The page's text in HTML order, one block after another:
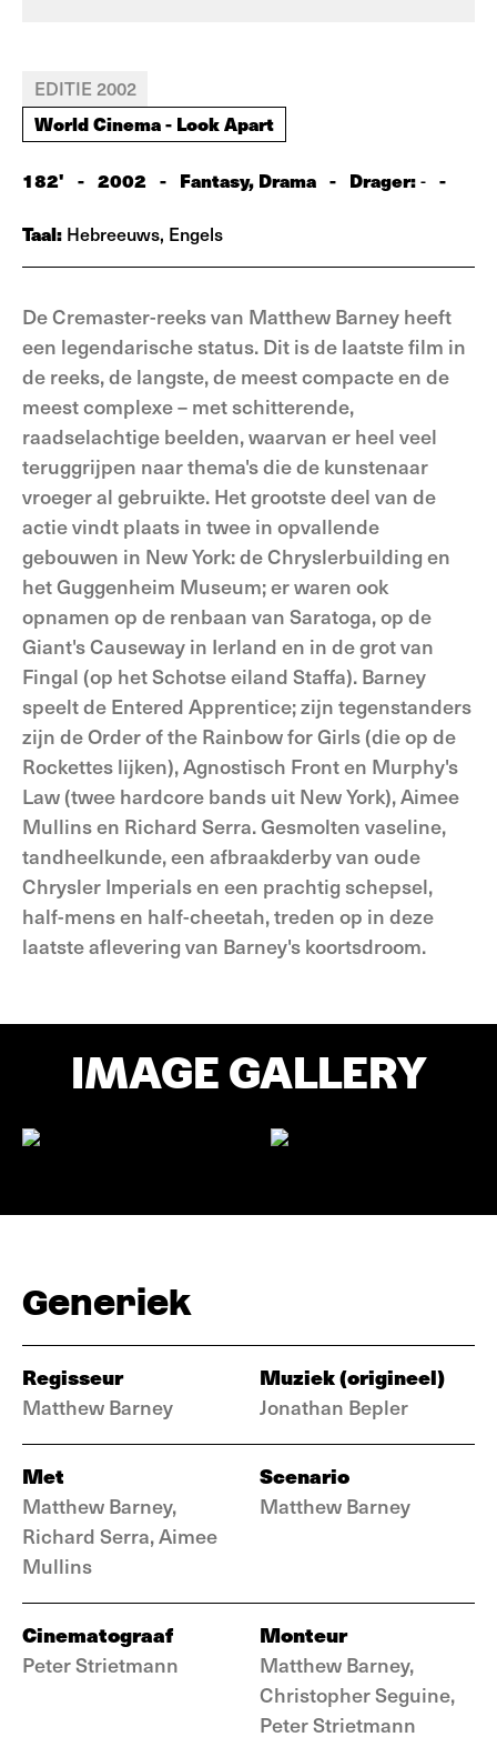
EDITIE 2002
World Cinema - Look Apart
182' - 2002 - Fantasy, Drama - Drager:- -
Taal: Hebreeuws, Engels
De Cremaster-reeks van Matthew Barney heeft
een legendarische status. Dit is de laatste film in
de reeks, de langste, de meest compacte en de
meest complexe – met schitterende,
raadselachtige beelden, waarvan er heel veel
teruggrijpen naar thema's die de kunstenaar
vroeger al gebruikte. Het grootste deel van de
actie vindt plaats in twee in opvallende
gebouwen in New York: de Chryslerbuilding en
het Guggenheim Museum; er waren ook
opnamen op de renbaan van Saratoga, op de
Giant's Causeway in Ierland en in de grot van
Fingal (op het Schotse eiland Staffa). Barney
speelt de Entered Apprentice; zijn tegenstanders
zijn de Order of the Rainbow for Girls (die op de
Rockettes lijken), Agnostisch Front en Murphy's
Law (twee hardcore bands uit New York), Aimee
Mullins en Richard Serra. Gesmolten vaseline,
tandheelkunde, een afbraakderby van oude
Chrysler Imperials en een prachtig schepsel,
half-mens en half-cheetah, treden op in deze
laatste aflevering van Barney's koortsdroom.
IMAGE GALLERY
Generiek
Regisseur
Matthew Barney
Muziek (origineel)
Jonathan Bepler
Met
Matthew Barney,
Richard Serra, Aimee
Mullins
Scenario
Matthew Barney
Cinematograaf
Peter Strietmann
Monteur
Matthew Barney,
Christopher Seguine,
Peter Strietmann